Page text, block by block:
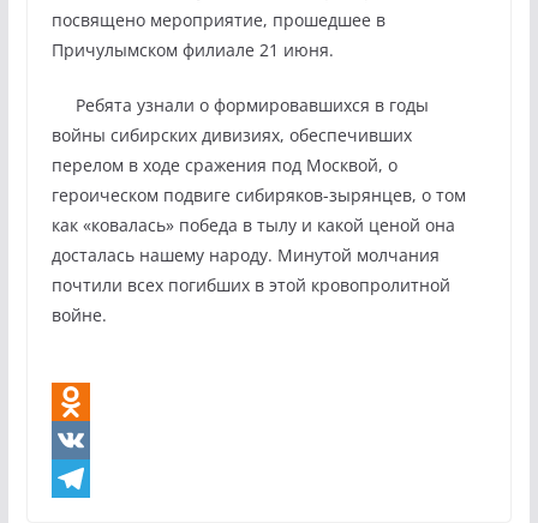
посвящено мероприятие, прошедшее в
Причулымском филиале 21 июня.
Ребята узнали о формировавшихся в годы
войны сибирских дивизиях, обеспечивших
перелом в ходе сражения под Москвой, о
героическом подвиге сибиряков-зырянцев, о том
как «ковалась» победа в тылу и какой ценой она
досталась нашему народу. Минутой молчания
почтили всех погибших в этой кровопролитной
войне.
O
d
V